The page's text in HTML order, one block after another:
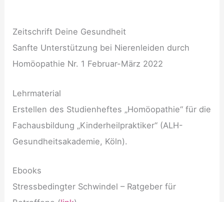
Zeitschrift Deine Gesundheit
Sanfte Unterstützung bei Nierenleiden durch
Homöopathie Nr. 1 Februar-März 2022
Lehrmaterial
Erstellen des Studienheftes „Homöopathie“ für die
Fachausbildung „Kinderheilpraktiker“ (ALH-
Gesundheitsakademie, Köln).
Ebooks
Stressbedingter Schwindel – Ratgeber für